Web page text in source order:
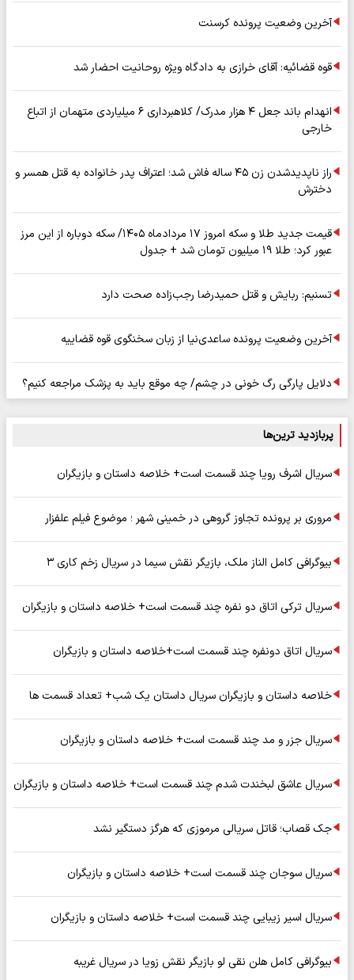
آخرین وضعیت پرونده کرسنت
قوه قضائیه: آقای خرازی به دادگاه ویژه روحانیت احضار شد
انهدام باند جعل ۴ هزار مدرک/ کلاهبرداری ۶ میلیاردی متهمان از اتباع
خارجی
راز ناپدیدشدن زن ۴۵ ساله فاش شد؛ اعتراف پدر خانواده به قتل همسر و
دخترش
قیمت جدید طلا و سکه امروز ۱۷ مردادماه ۱۴۰۵/ سکه دوباره از این مرز
عبور کرد؛ طلا ۱۹ میلیون تومان شد + جدول
تسنیم: ربایش و قتل حمیدرضا رجب‌زاده صحت دارد
آخرین وضعیت پرونده ساعدی‌نیا از زبان سخنگوی قوه قضاییه
دلایل پارگی رگ خونی در چشم/ چه موقع باید به پزشک مراجعه کنیم؟
پربازدید ترین‌ها
سریال اشرف رویا چند قسمت است+ خلاصه داستان و بازیگران
مروری بر پرونده تجاوز گروهی در خمینی شهر ؛ موضوع فیلم علفزار
بیوگرافی کامل الناز ملک، بازیگر نقش سیما در سریال زخم کاری ۳
سریال ترکی اتاق دو نفره چند قسمت است+ خلاصه داستان و بازیگران
سریال اتاق دونفره چند قسمت است+خلاصه داستان و بازیگران
خلاصه داستان و بازیگران سریال داستان یک شب+ تعداد قسمت ها
سریال جزر و مد چند قسمت است+ خلاصه داستان و بازیگران
سریال عاشق لبخندت شدم چند قسمت است+ خلاصه داستان و بازیگران
جک قصاب؛ قاتل سریالی مرموزی که هرگز دستگیر نشد
سریال سوجان چند قسمت است+ خلاصه داستان و بازیگران
سریال اسیر زیبایی چند قسمت است+ خلاصه داستان و بازیگران
بیوگرافی کامل هلن نقی لو بازیگر نقش زویا در سریال غریبه